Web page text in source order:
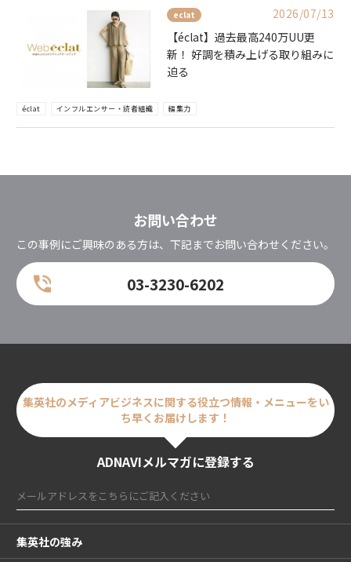
eclat
2026/07/13
【éclat】過去最高240万UU更
新！ 好調を積み上げる取り組みに
迫る
éclat インフルエンサー・読者組織 編集力
お問い合わせ
この事例にご興味のある方は、下記までお問い合わせください。
03-3230-6202
集英社のメディアビジネスに関する役立つ情報・メニューをい
ち早くお届けします！
ADNAVIメルマガに登録する
集英社の強み